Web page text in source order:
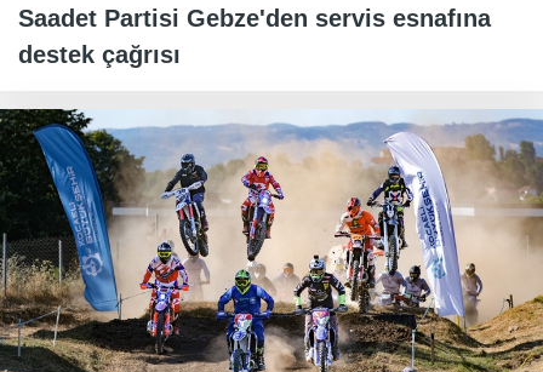
Saadet Partisi Gebze'den servis esnafına
destek çağrısı